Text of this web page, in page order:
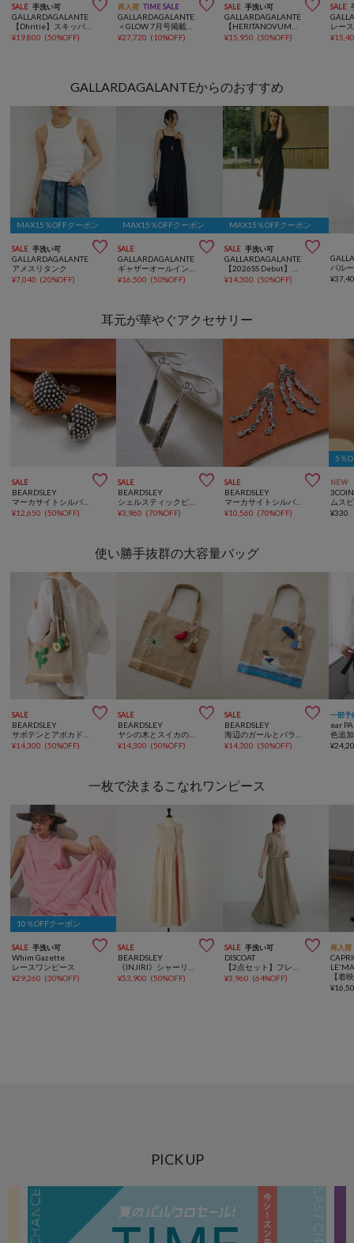
SALE 手洗い可 
GALLARDAGALANTE
¥19,800 (50%OFF)
再入荷 TIME SALE 
GALLARDAGALANTE
¥27,720 (10%OFF)
SALE 手洗い可 
GALLARDAGALANTE
¥15,950 (50%OFF)
SALE
レー
¥
GALLARDAGALANTEからのおすすめ
MAX15％OFFクーポン
SALE 手洗い可 
GALLARDAGALANTE
アメスリタンク
¥7,040 (20%OFF)
MAX15％OFFクーポン
SALE 
GALLARDAGALANTE
ギャザーオールインワン
¥16,500 (50%OFF)
MAX15％OFFクーポン
SALE 手洗い可 
GALLARDAGALANTE
【2026SS Debut】【Dhritië】【手洗い可】レースパッチワークワンピース
¥14,300 (50%OFF) ¥
耳元が華やぐアクセサリー
SALE 
BEARDSLEY
¥12,650 (50%OFF)
SALE 
BEARDSLEY
¥3,960 (70%OFF)
SALE 
BEARDSLEY
マーカサイトシルバードロップピアス
¥10,560 (70%OFF)
5％
NEW
ムス
¥330
使い勝手抜群の大容量バッグ
SALE 
BEARDSLEY
¥14,300 (50%OFF)
SALE 
BEARDSLEY
¥14,300 (50%OFF)
SALE 
BEARDSLEY
¥14,300 (50%OFF)
一部予
ear
¥
一枚で決まるこなれワンピース
10％OFFクーポン
SALE 手洗い可 
Whim Gazette
レースワンピース
¥29,260 (30%OFF)
SALE 
BEARDSLEY
¥53,900 (50%OFF)
SALE 手洗い可 
DISCOAT
¥3,960 (64%OFF)
再入荷
¥
PICK UP